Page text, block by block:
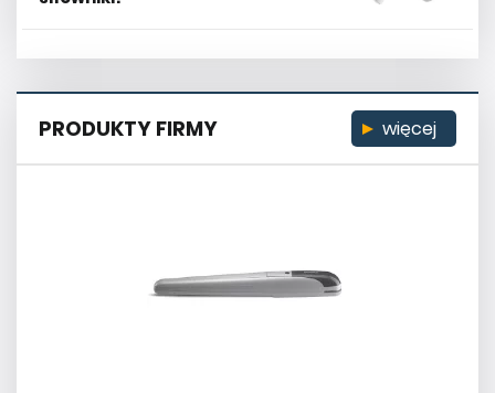
PRODUKTY FIRMY więcej